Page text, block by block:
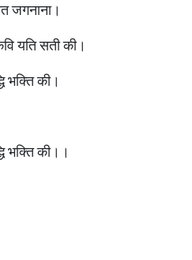
जगनाना।
यति सती की।
भक्ति की।
भक्ति की।।